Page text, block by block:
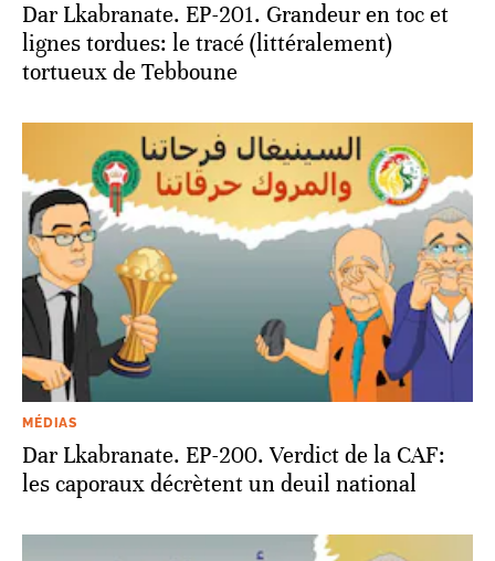
Dar Lkabranate. EP-201. Grandeur en toc et
lignes tordues: le tracé (littéralement)
tortueux de Tebboune
MÉDIAS
Dar Lkabranate. EP-200. Verdict de la CAF:
les caporaux décrètent un deuil national